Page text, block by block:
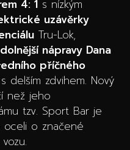
4: 1 s nízkým
uzávěrky
Tru-Lok,
nápravy Dana
příčného
delším zdvihem. Nový
než jeho
tzv. Sport Bar je
o značené